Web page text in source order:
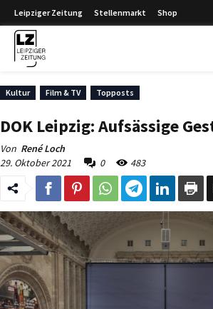
Leipziger Zeitung Stellenmarkt Shop
Kultur Film & TV Topposts
DOK Leipzig: Aufsässige
Von René Loch
29. Oktober 2021
0 483